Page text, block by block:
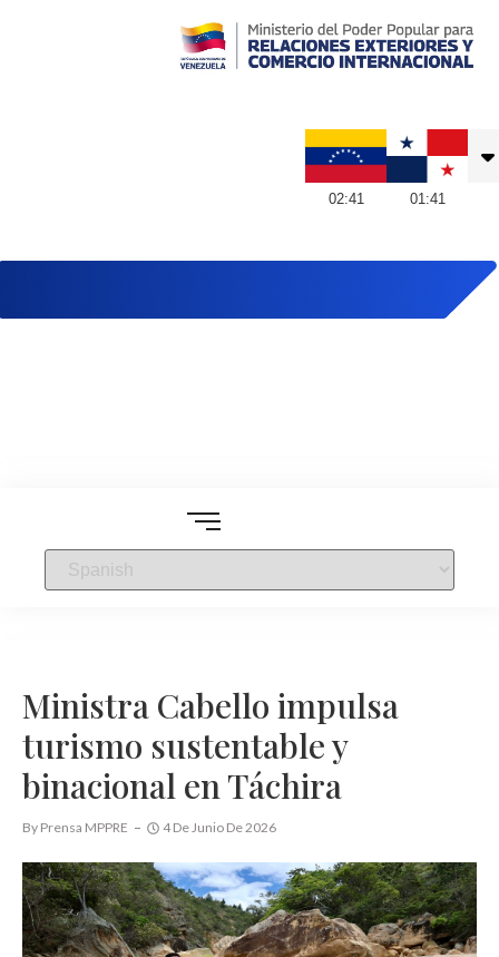
02:41 01 :41
Ministra Cabello impulsa
turismo sustentable y
binacional en Táchira
By Prensa MPPRE 4 De Junio De 2026